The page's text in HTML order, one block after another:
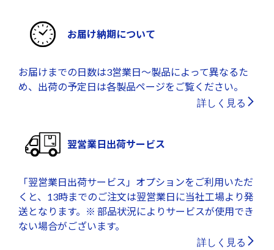
お届け納期について
お届けまでの日数は3営業日～製品によって異なるた
め、出荷の予定日は各製品ページをご覧ください。
詳しく見る
翌営業日出荷サービス
「翌営業日出荷サービス」オプションをご利用いただ
くと、13時までのご注文は翌営業日に当社工場より発
送となります。※ 部品状況によりサービスが使用でき
ない場合がございます。
詳しく見る